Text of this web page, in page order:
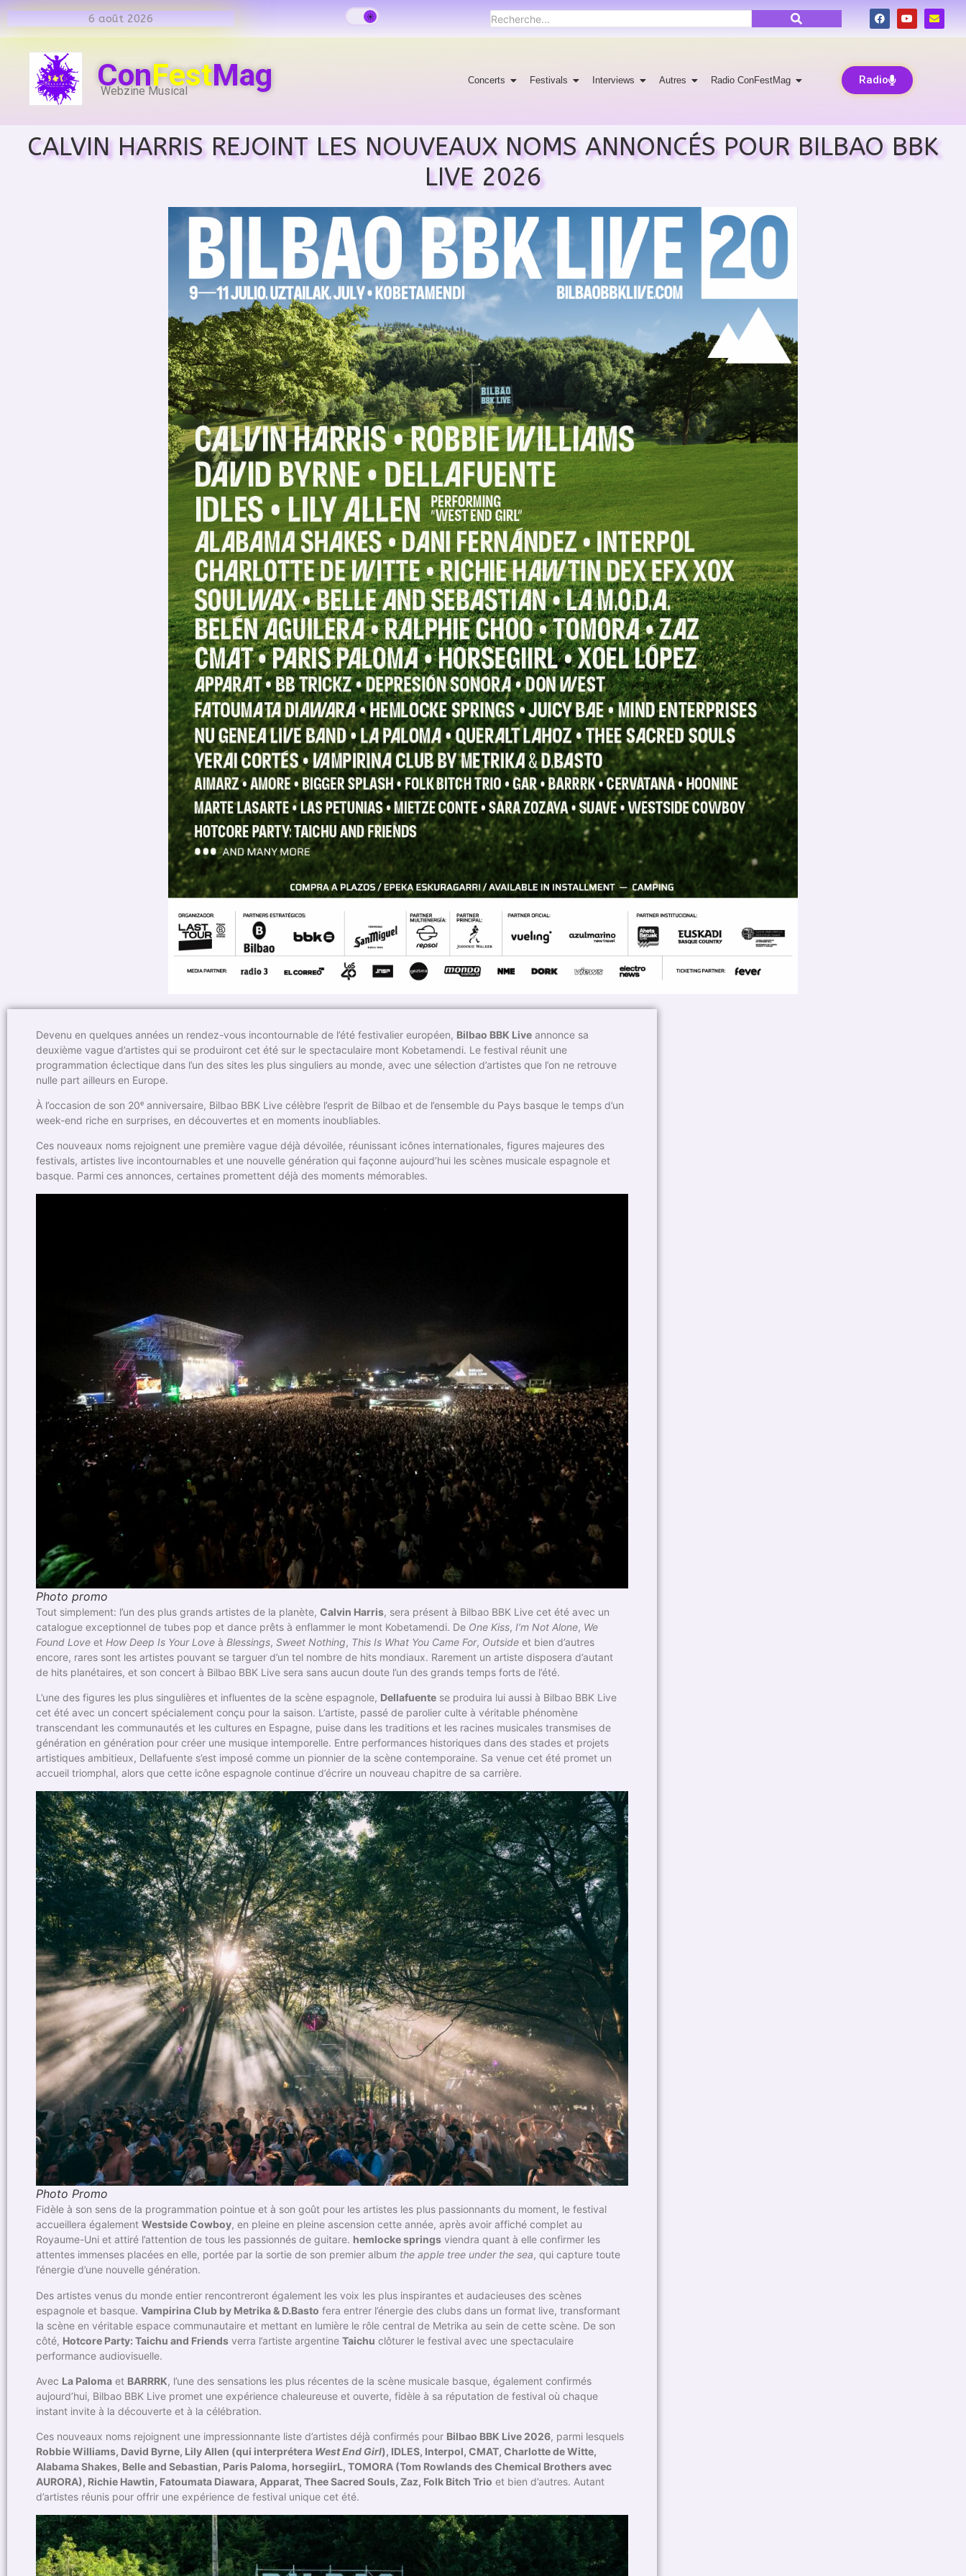
6 août 2026
ConFestMag
Webzine Musical
Concerts Festivals Interviews Autres Radio ConFestMag Radio
CALVIN HARRIS REJOINT LES NOUVEAUX NOMS ANNONCÉS POUR BILBAO BBK
LIVE 2026
Devenu en quelques années un rendez-vous incontournable de l’été festivalier européen, Bilbao BBK Live annonce sa
deuxième vague d’artistes qui se produiront cet été sur le spectaculaire mont Kobetamendi. Le festival réunit une
programmation éclectique dans l’un des sites les plus singuliers au monde, avec une sélection d’artistes que l’on ne retrouve
nulle part ailleurs en Europe.
À l’occasion de son 20ᵉ anniversaire, Bilbao BBK Live célèbre l’esprit de Bilbao et de l’ensemble du Pays basque le temps d’un
week-end riche en surprises, en découvertes et en moments inoubliables.
Ces nouveaux noms rejoignent une première vague déjà dévoilée, réunissant icônes internationales, figures majeures des
festivals, artistes live incontournables et une nouvelle génération qui façonne aujourd’hui les scènes musicale espagnole et
basque. Parmi ces annonces, certaines promettent déjà des moments mémorables.
Photo promo
Tout simplement: l’un des plus grands artistes de la planète, Calvin Harris, sera présent à Bilbao BBK Live cet été avec un
catalogue exceptionnel de tubes pop et dance prêts à enflammer le mont Kobetamendi. De One Kiss, I’m Not Alone, We
Found Love et How Deep Is Your Love à Blessings, Sweet Nothing, This Is What You Came For, Outside et bien d’autres
encore, rares sont les artistes pouvant se targuer d’un tel nombre de hits mondiaux. Rarement un artiste disposera d’autant
de hits planétaires, et son concert à Bilbao BBK Live sera sans aucun doute l’un des grands temps forts de l’été.
L’une des figures les plus singulières et influentes de la scène espagnole, Dellafuente se produira lui aussi à Bilbao BBK Live
cet été avec un concert spécialement conçu pour la saison. L’artiste, passé de parolier culte à véritable phénomène
transcendant les communautés et les cultures en Espagne, puise dans les traditions et les racines musicales transmises de
génération en génération pour créer une musique intemporelle. Entre performances historiques dans des stades et projets
artistiques ambitieux, Dellafuente s’est imposé comme un pionnier de la scène contemporaine. Sa venue cet été promet un
accueil triomphal, alors que cette icône espagnole continue d’écrire un nouveau chapitre de sa carrière.
Photo Promo
Fidèle à son sens de la programmation pointue et à son goût pour les artistes les plus passionnants du moment, le festival
accueillera également Westside Cowboy, en pleine en pleine ascension cette année, après avoir affiché complet au
Royaume-Uni et attiré l’attention de tous les passionnés de guitare. hemlocke springs viendra quant à elle confirmer les
attentes immenses placées en elle, portée par la sortie de son premier album the apple tree under the sea, qui capture toute
l’énergie d’une nouvelle génération.
Des artistes venus du monde entier rencontreront également les voix les plus inspirantes et audacieuses des scènes
espagnole et basque. Vampirina Club by Metrika & D.Basto fera entrer l’énergie des clubs dans un format live, transformant
la scène en véritable espace communautaire et mettant en lumière le rôle central de Metrika au sein de cette scène. De son
côté, Hotcore Party: Taichu and Friends verra l’artiste argentine Taichu clôturer le festival avec une spectaculaire
performance audiovisuelle.
Avec La Paloma et BARRRK, l’une des sensations les plus récentes de la scène musicale basque, également confirmés
aujourd’hui, Bilbao BBK Live promet une expérience chaleureuse et ouverte, fidèle à sa réputation de festival où chaque
instant invite à la découverte et à la célébration.
Ces nouveaux noms rejoignent une impressionnante liste d’artistes déjà confirmés pour Bilbao BBK Live 2026, parmi lesquels
Robbie Williams, David Byrne, Lily Allen (qui interprétera West End Girl), IDLES, Interpol, CMAT, Charlotte de Witte,
Alabama Shakes, Belle and Sebastian, Paris Paloma, horsegiirL, TOMORA (Tom Rowlands des Chemical Brothers avec
AURORA), Richie Hawtin, Fatoumata Diawara, Apparat, Thee Sacred Souls, Zaz, Folk Bitch Trio et bien d’autres. Autant
d’artistes réunis pour offrir une expérience de festival unique cet été.